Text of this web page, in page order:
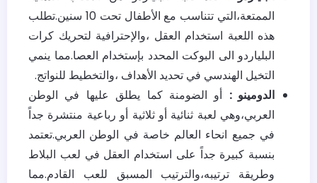
الممتعة،التي تتناسب مع الأطفال تحت 10 سنين.تطلب
هذه اللعبة استخدام العقل ،والإحترافية لتحريك كرات
البلياردو الى البوكت المحدد بإستخدام العصا.مما ينمي
التخيل الهندسي في تحديد الأهداف ،والتخطيط للنواتج.
الدومينو : أو الضومنة كما يطلق عليها في الوطن
العربي،وهي لعبة ثنائية أو ثلاثية أو رباعية منتشرة جداً
في جميع انحاء العالم خاصة في الوطن العربي.تعتمد
بنسبة كبيرة جداً على استخدام العقل في لعب البلاط
وطريقة ترتيبه،والترتيب المسبق للعب القادم.مما